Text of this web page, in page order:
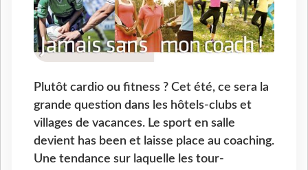
Plutôt cardio ou fitness ? Cet été, ce sera la
grande question dans les hôtels-clubs et
villages de vacances. Le sport en salle
devient has been et laisse place au coaching.
Une tendance sur laquelle les tour-